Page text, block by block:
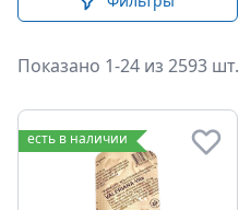
Показано 1-24 из 2593 шт.
Лекарства
есть в наличии